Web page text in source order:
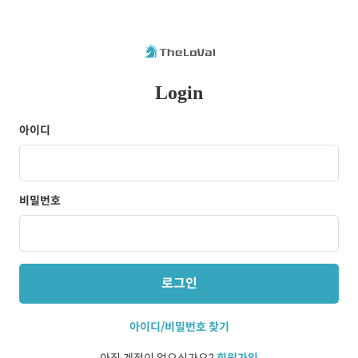
Login
아이디
비밀번호
로그인
아이디/비밀번호 찾기